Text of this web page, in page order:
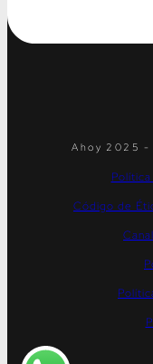
Ahoy 2025 -
Código de